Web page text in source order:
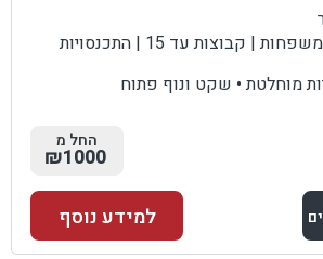
מתאים ל: זוגות | משפחות | קבוצות עד 15 | התכנסויות
מוחלטת • שקט ונוף פתוח
החל מ
₪1000
למידע נוסף